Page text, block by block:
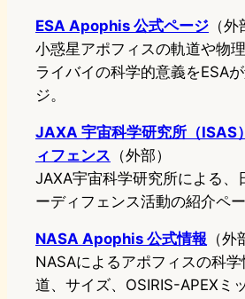
ESA Apophis 公式ページ （外
小惑星アポフィスの軌道や物
ライバイの科学的意義をESA
ジ。
JAXA 宇宙科学研究所（ISAS
ィフェンス （外部）
JAXA宇宙科学研究所による、
ーディフェンス活動の紹介ペー
NASA Apophis 公式情報 （外
NASAによるアポフィスの科
道、サイズ、OSIRIS-APEXミ